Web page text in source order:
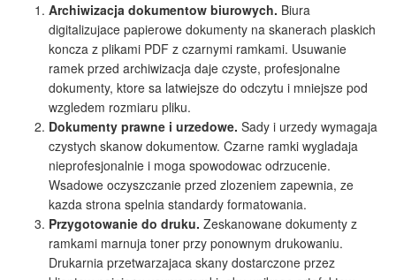
Archiwizacja dokumentow biurowych. Biura
digitalizujace papierowe dokumenty na skanerach plaskich
koncza z plikami PDF z czarnymi ramkami. Usuwanie
ramek przed archiwizacja daje czyste, profesjonalne
dokumenty, ktore sa latwiejsze do odczytu i mniejsze pod
wzgledem rozmiaru pliku.
Dokumenty prawne i urzedowe. Sady i urzedy wymagaja
czystych skanow dokumentow. Czarne ramki wygladaja
nieprofesjonalnie i moga spowodowac odrzucenie.
Wsadowe oczyszczanie przed zlozeniem zapewnia, ze
kazda strona spelnia standardy formatowania.
Przygotowanie do druku. Zeskanowane dokumenty z
ramkami marnuja toner przy ponownym drukowaniu.
Drukarnia przetwarzajaca skany dostarczone przez